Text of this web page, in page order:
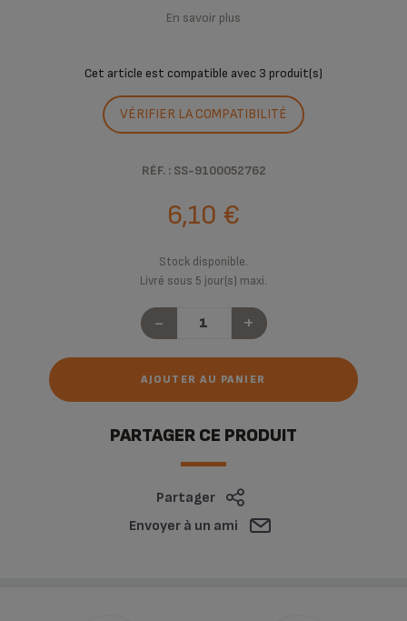
En savoir plus
Cet article est compatible avec 3 produit(s)
VÉRIFIER LA COMPATIBILITÉ
RÉF. : SS-9100052762
6,10 €
Stock disponible.
Livré sous 5 jour(s) maxi.
- +
AJOUTER AU PANIER
PARTAGER CE PRODUIT
Partager
Envoyer à un ami